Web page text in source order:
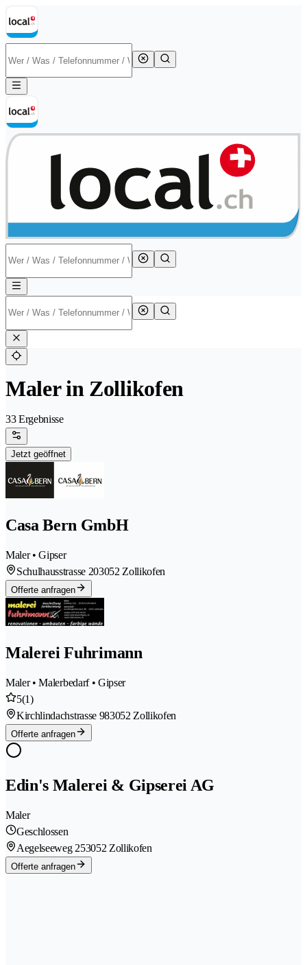
Maler in Zollikofen
33 Ergebnisse
Jetzt geöffnet
Casa Bern GmbH
Maler • Gipser
Schulhausstrasse 203052 Zollikofen
Offerte anfragen
Malerei Fuhrimann
Maler • Malerbedarf • Gipser
5(1)
Kirchlindachstrasse 983052 Zollikofen
Offerte anfragen
Edin's Malerei & Gipserei AG
Maler
Geschlossen
Aegelseeweg 253052 Zollikofen
Offerte anfragen